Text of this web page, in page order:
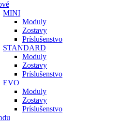
MINI
Moduly
Zostavy
Príslušenstvo
STANDARD
Moduly
Zostavy
Príslušenstvo
EVO
Moduly
Zostavy
Príslušenstvo